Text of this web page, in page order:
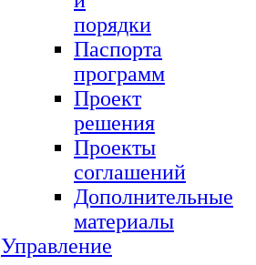
порядки
Паспорта
программ
Проект
решения
Проекты
соглашений
Дополнительные
материалы
Управление